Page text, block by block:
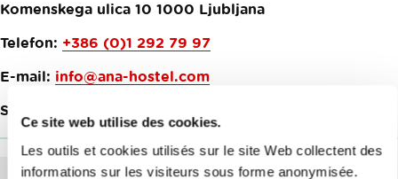
Ce site web utilise des cookies.
Les outils et cookies utilisés sur le site Web collectent des
informations sur les visiteurs sous forme anonymisée.
Komenskega ulica 10 1000 Ljubljana
Telefon: +386 (0)1 292 79 97
E-mail: info@ana-hostel.com
Site web: